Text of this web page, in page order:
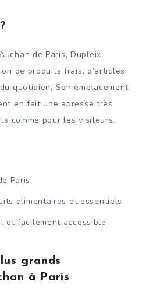
de Paris, Dupleix
de produits frais, d’articles
quotidien. Son emplacement
en fait une adresse très
comme pour les visiteurs.
Paris
alimentaires et essentiels
et facilement accessible
grands
à Paris